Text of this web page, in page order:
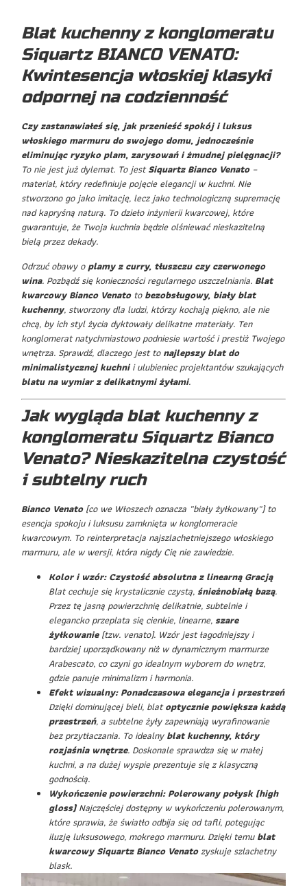
Blat kuchenny z konglomeratu
Siquartz BIANCO VENATO:
Kwintesencja włoskiej klasyki
odpornej na codzienność
Czy zastanawiałeś się, jak przenieść spokój i luksus
włoskiego marmuru do swojego domu, jednocześnie
eliminując ryzyko plam, zarysowań i żmudnej pielęgnacji?
To nie jest już dylemat. To jestSiquartz Bianco Venato–
materiał, który redefiniuje pojęcie elegancji w kuchni. Nie
stworzono go jako imitację, lecz jako technologiczną supremację
nad kapryśną naturą. To dzieło inżynierii kwarcowej, które
gwarantuje, że Twoja kuchnia będzie olśniewać nieskazitelną
bielą przez dekady.
Odrzuć obawy oplamy z curry, tłuszczu czy czerwonego
wina. Pozbądź się konieczności regularnego uszczelniania. Blat
kwarcowy Bianco Venatotobezobsługowy, biały blat
kuchenny, stworzony dla ludzi, którzy kochają piękno, ale nie
chcą, by ich styl życia dyktowały delikatne materiały. Ten
konglomerat natychmiastowo podniesie wartość i prestiż Twojego
wnętrza. Sprawdź, dlaczego jest tonajlepszy blat do
minimalistycznej kuchnii ulubieniec projektantów szukających
blatu na wymiar z delikatnymi żyłami.
Jak wygląda blat kuchenny z
konglomeratu Siquartz Bianco
Venato? Nieskazitelna czystość
i subtelny ruch
Bianco Venato(co we Włoszech oznacza „biały żyłkowany”) to
esencja spokoju i luksusu zamknięta w konglomeracie
kwarcowym. To reinterpretacja najszlachetniejszego włoskiego
marmuru, ale w wersji, która nigdy Cię nie zawiedzie.
Kolor i wzór: Czystość absolutna z linearną Gracją
Blat cechuje się krystalicznie czystą,śnieżnobiałą bazą.
Przez tę jasną powierzchnię delikatnie, subtelnie i
elegancko przeplata się cienkie, linearne,szare
żyłkowanie(tzw. venato). Wzór jest łagodniejszy i
bardziej uporządkowany niż w dynamicznym marmurze
Arabescato, co czyni go idealnym wyborem do wnętrz,
gdzie panuje minimalizm i harmonia.
Efekt wizualny: Ponadczasowa elegancja i przestrzeń
Dzięki dominującej bieli, blatoptycznie powiększa każdą
przestrzeń, a subtelne żyły zapewniają wyrafinowanie
bez przytłaczania. To idealnyblat kuchenny, który
rozjaśnia wnętrze. Doskonale sprawdza się w małej
kuchni, a na dużej wyspie prezentuje się z klasyczną
godnością.
Wykończenie powierzchni: Polerowany połysk (high
gloss)Najczęściej dostępny w wykończeniu polerowanym,
które sprawia, że światło odbija się od tafli, potęgując
iluzję luksusowego, mokrego marmuru. Dzięki temublat
kwarcowy Siquartz Bianco Venatozyskuje szlachetny
blask.